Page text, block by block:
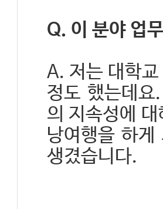
Q. 이 분야 업
A. 저는 대학
정도 했는데
의 지속성에
낭여행을 하
생겼습니다.